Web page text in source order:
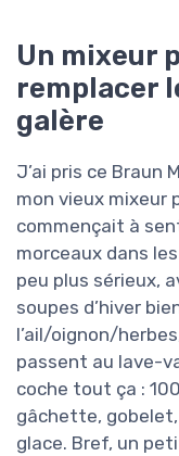
Un mixeur
remplacer
galère
J’ai pris ce Braun
mon vieux mixeur
commençait à
morceaux dans
peu plus sérieux,
soupes d’hiver
l’ail/oignon/
passent au lave-
coche tout ça :
gâchette,
glace. Bref, un